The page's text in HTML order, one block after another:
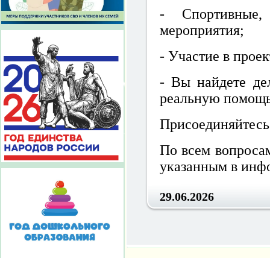
-
мероприятия;
- Участие в
- Вы найдете
реальную
По всем
указанным в
29.06.2026